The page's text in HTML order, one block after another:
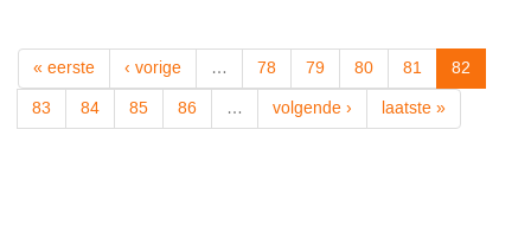
-
V/A
« eerste ‹ vorige … 78 79 80 81
82
83
84 85 86 … volgende › laatste »